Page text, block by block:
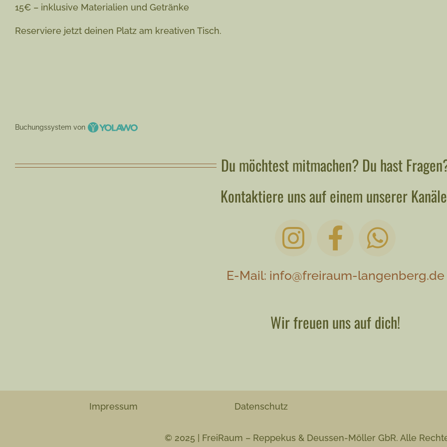
15€ – inklusive Materialien und Getränke
Reserviere jetzt deinen Platz am kreativen Tisch.
Buchungssystem von
Du möchtest mitmachen? Du hast
Kontaktiere uns auf einem unserer
E-Mail: info@freiraum-langenberg.de
Wir freuen uns auf dich!
Impressum Datenschutz
© 2025 | FreiRaum – Reppekus & Deussen-Möller GbR. Alle